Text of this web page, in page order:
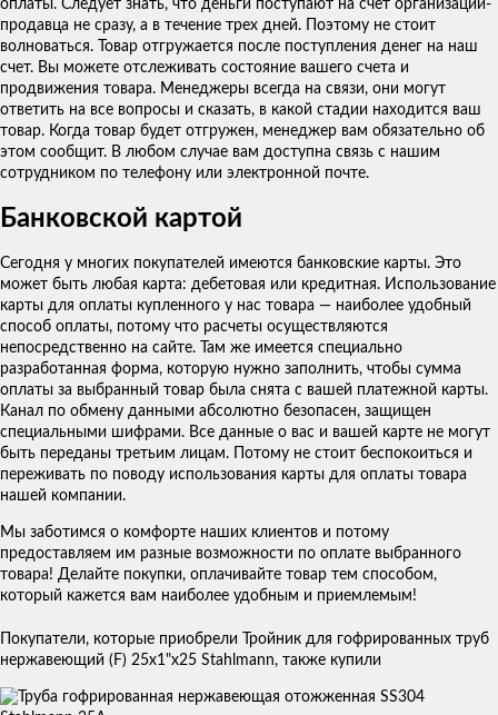
оплаты. Следует знать, что деньги поступают на счет организации-
продавца не сразу, а в течение трех дней. Поэтому не стоит
волноваться. Товар отгружается после поступления денег на наш
счет. Вы можете отслеживать состояние вашего счета и
продвижения товара. Менеджеры всегда на связи, они могут
ответить на все вопросы и сказать, в какой стадии находится ваш
товар. Когда товар будет отгружен, менеджер вам обязательно об
этом сообщит. В любом случае вам доступна связь с нашим
сотрудником по телефону или электронной почте.
Банковской картой
Сегодня у многих покупателей имеются банковские карты. Это
может быть любая карта: дебетовая или кредитная. Использование
карты для оплаты купленного у нас товара — наиболее удобный
способ оплаты, потому что расчеты осуществляются
непосредственно на сайте. Там же имеется специально
разработанная форма, которую нужно заполнить, чтобы сумма
оплаты за выбранный товар была снята с вашей платежной карты.
Канал по обмену данными абсолютно безопасен, защищен
специальными шифрами. Все данные о вас и вашей карте не могут
быть переданы третьим лицам. Потому не стоит беспокоиться и
переживать по поводу использования карты для оплаты товара
нашей компании.
Мы заботимся о комфорте наших клиентов и потому
предоставляем им разные возможности по оплате выбранного
товара! Делайте покупки, оплачивайте товар тем способом,
который кажется вам наиболее удобным и приемлемым!
Покупатели, которые приобрели Тройник для гофрированных труб
нержавеющий (F) 25x1"х25 Stahlmann, также купили